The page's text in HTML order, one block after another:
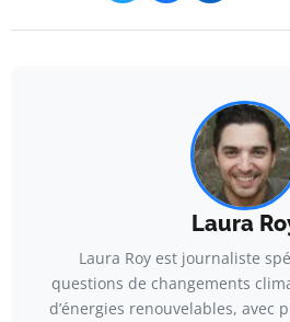
Laura
Laura Roy est journaliste
questions de changements
d’énergies renouvelables, avec